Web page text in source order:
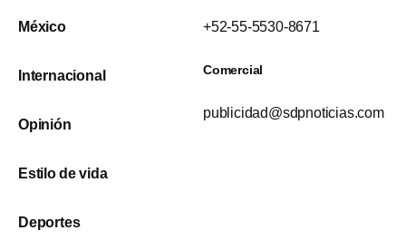
México
Internacional
Opinión
Estilo de vida
Deportes
+52-55-5530-8671
Comercial
publicidad@sdpnoticias.com